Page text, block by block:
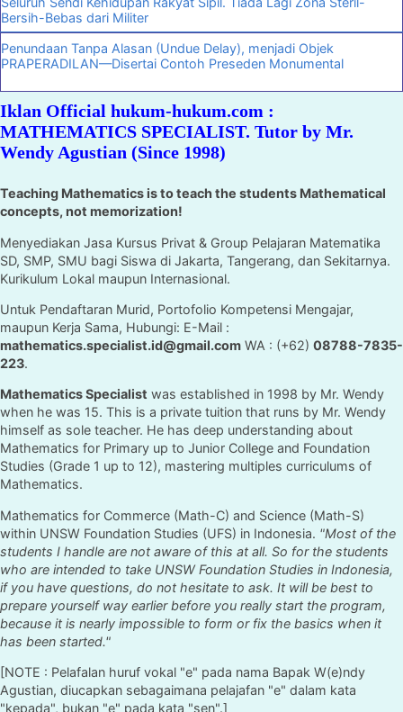
Bersih-Bebas dari Militer
Penundaan Tanpa Alasan (Undue Delay), menjadi Objek
PRAPERADILAN—Disertai Contoh Preseden Monumental
Iklan Official hukum-hukum.com :
MATHEMATICS SPECIALIST. Tutor by Mr.
Wendy Agustian (Since 1998)
Teaching Mathematics is to teach the students Mathematical
concepts, not memorization!
Menyediakan Jasa Kursus Privat & Group Pelajaran Matematika
SD, SMP, SMU bagi Siswa di Jakarta, Tangerang, dan Sekitarnya.
Kurikulum Lokal maupun Internasional.
Untuk Pendaftaran Murid, Portofolio Kompetensi Mengajar,
maupun Kerja Sama, Hubungi: E-Mail :
mathematics.specialist.id@gmail.com WA : (+62) 08788-7835-
223.
Mathematics Specialist was established in 1998 by Mr. Wendy
when he was 15. This is a private tuition that runs by Mr. Wendy
himself as sole teacher. He has deep understanding about
Mathematics for Primary up to Junior College and Foundation
Studies (Grade 1 up to 12), mastering multiples curriculums of
Mathematics.
Mathematics for Commerce (Math-C) and Science (Math-S)
within UNSW Foundation Studies (UFS) in Indonesia. "Most of the
students I handle are not aware of this at all. So for the students
who are intended to take UNSW Foundation Studies in Indonesia,
if you have questions, do not hesitate to ask. It will be best to
prepare yourself way earlier before you really start the program,
because it is nearly impossible to form or fix the basics when it
has been started."
[NOTE : Pelafalan huruf vokal "e" pada nama Bapak W(e)ndy
Agustian, diucapkan sebagaimana pelajafan "e" dalam kata
"kepada", bukan "e" pada kata "sen".]